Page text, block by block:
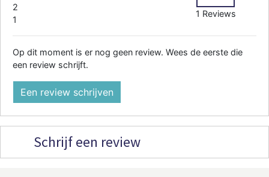
2
1
1 Reviews
Op dit moment is er nog geen review. Wees de eerste die
een review schrijft.
Een review schrijven
Schrijf een review